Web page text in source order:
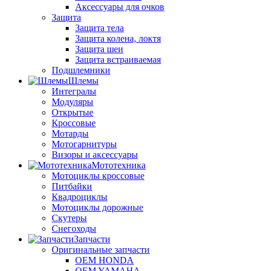
Аксессуары для очков
Защита
Защита тела
Защита колена, локтя
Защита шеи
Защита встраиваемая
Подшлемники
Шлемы
Интегралы
Модуляры
Открытые
Кроссовые
Мотарды
Мотогарнитуры
Визоры и аксессуары
Мототехника
Мотоциклы кроссовые
Питбайки
Квадроциклы
Мотоциклы дорожные
Скутеры
Снегоходы
Запчасти
Оригинальные запчасти
OEM HONDA